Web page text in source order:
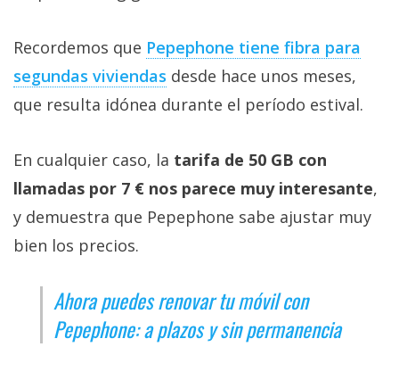
Recordemos que Pepephone tiene fibra para
segundas viviendas‎ desde hace unos meses,
que resulta idónea durante el período estival.
En cualquier caso, la tarifa de 50 GB con
llamadas por 7 € nos parece muy interesante,
y demuestra que Pepephone sabe ajustar muy
bien los precios.
Ahora puedes renovar tu móvil con
Pepephone: a plazos y sin permanencia